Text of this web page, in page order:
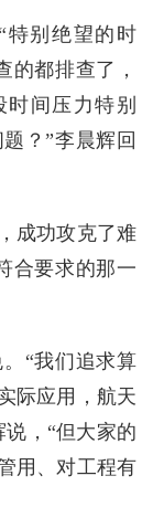
特别绝望的时
都排查了，
间压力特别
？”李晨辉回
成功攻克了难
合要求的那一
“我们追求算
际应用，航天
，“但大家的
用、对工程有